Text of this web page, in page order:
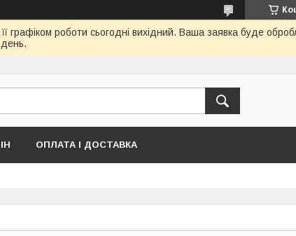
графіком роботи сьогодні вихідний. Ваша заявка буде
день.
ОПЛАТА І ДОСТАВКА